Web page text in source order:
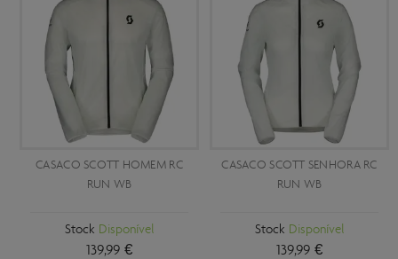
CASACO SCOTT HOMEM RC
RUN WB
Stock Disponível
139,99 €
CASACO SCOTT SENHORA RC
RUN WB
Stock Disponível
139,99 €